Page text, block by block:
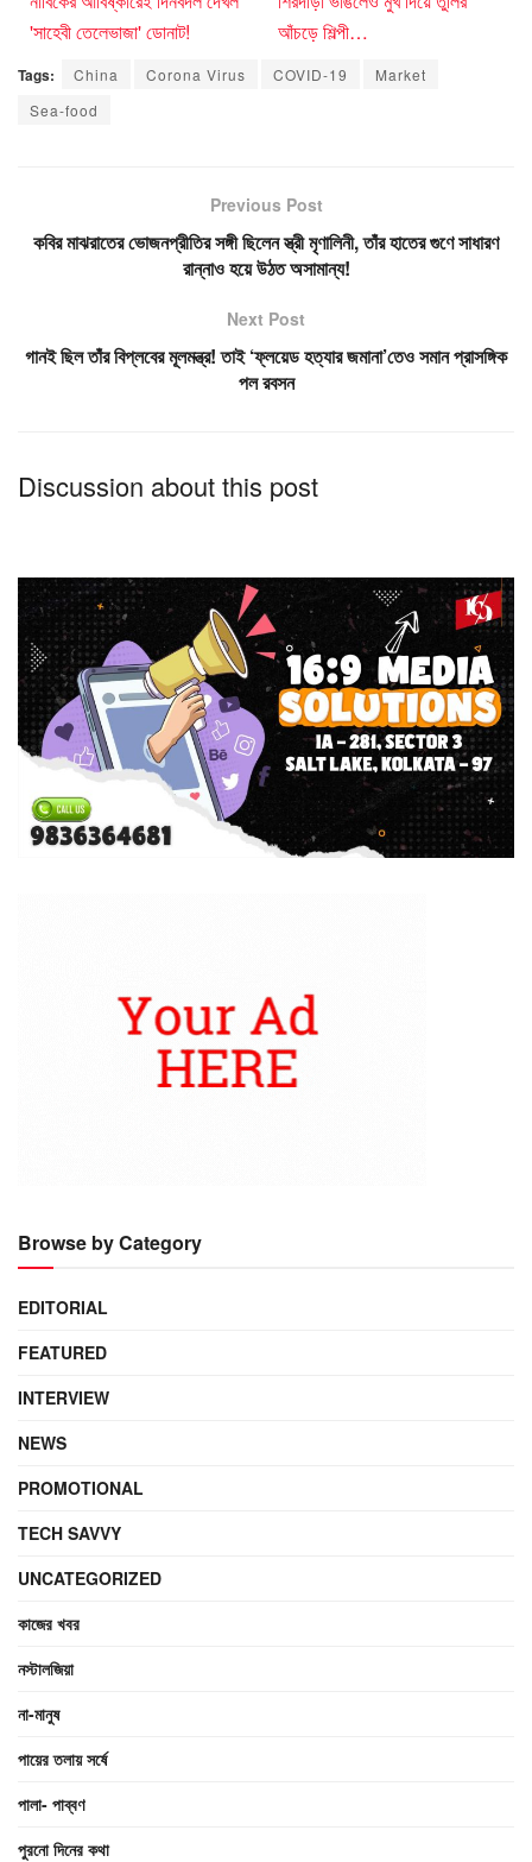
'সাহেবী তেলেভাজা' ডোনাট!
আঁচড়ে শিল্পী…
Tags: China Corona Virus COVID-19
Market
Sea-food
Previous Post
কবির মাঝরাতের ভোজনপ্রীতির সঙ্গী ছিলেন স্ত্রী মৃণালিনী, তাঁর হাতের গুণে সাধারণ
রান্নাও হয়ে উঠত অসামান্য!
Next Post
গানই ছিল তাঁর বিপ্লবের মূলমন্ত্র! তাই ‘ফ্লয়েড হত্যার জমানা’তেও সমান প্রাসঙ্গিক
পল রবসন
Discussion about this post
Browse by Category
EDITORIAL
FEATURED
INTERVIEW
NEWS
PROMOTIONAL
TECH SAVVY
UNCATEGORIZED
কাজের খবর
নস্টালজিয়া
না-মানুষ
পায়ের তলায় সর্ষে
পালা- পাব্বণ
পুরনো দিনের কথা